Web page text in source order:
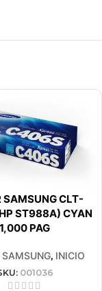
SAMSUNG CLT-
ST988A) CYAN
1,000 PAG
SAMSUNG, INICIO
001036